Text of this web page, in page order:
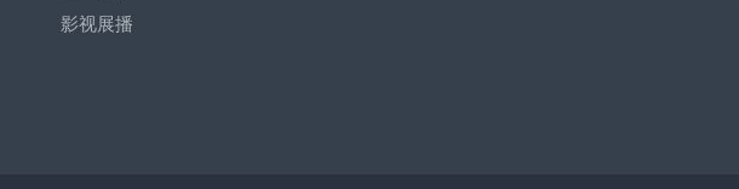
影视展播